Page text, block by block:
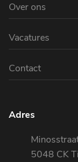
Over ons
Vacatures
Contact
Adres
5048 CK